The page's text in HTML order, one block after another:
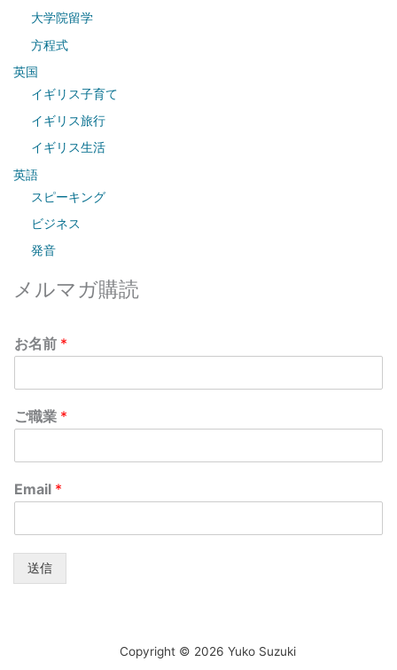
大学院留学
方程式
英国
イギリス子育て
イギリス旅行
イギリス生活
英語
スピーキング
ビジネス
発音
メルマガ購読
お名前 *
ご職業 *
Email *
送信
Copyright © 2026 Yuko Suzuki